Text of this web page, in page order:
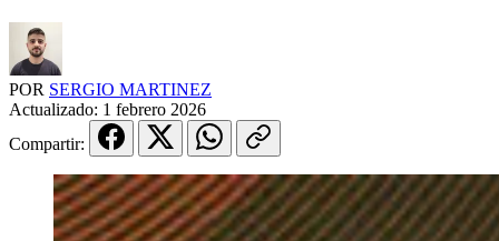
POR SERGIO MARTINEZ
Actualizado: 1 febrero 2026
Compartir: